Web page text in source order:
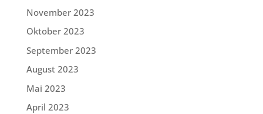
November 2023
Oktober 2023
September 2023
August 2023
Mai 2023
April 2023